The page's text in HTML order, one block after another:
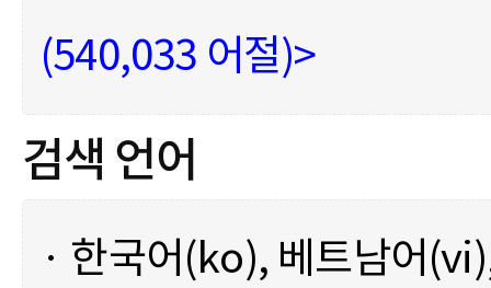
(540,033 어절)>
검색 언어
· 한국어(ko), 베트남어